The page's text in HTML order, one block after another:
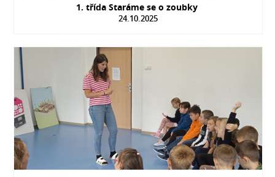
1. třída Staráme se o zoubky
24.10.2025